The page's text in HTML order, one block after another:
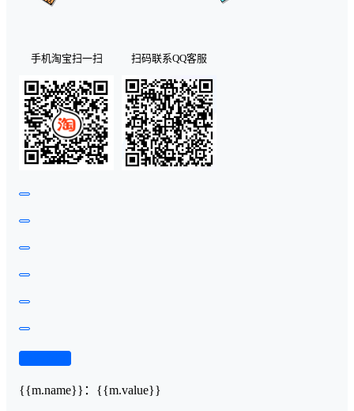
手机淘宝扫一扫 扫码联系QQ客服
{{m.name}} ： {{m.value}}